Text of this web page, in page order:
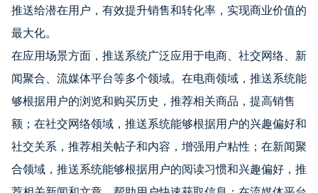
推送给潜在用户，有效提升销售和转化率，实现商业价值的
最大化。
在应用场景方面，推送系统广泛应用于电商、社交网络、新
闻聚合、流媒体平台等多个领域。在电商领域，推送系统能
够根据用户的浏览和购买历史，推荐相关商品，提高销售
额；在社交网络领域，推送系统能够根据用户的兴趣偏好和
社交关系，推荐相关帖子和内容，增强用户粘性；在新闻聚
合领域，推送系统能够根据用户的阅读习惯和兴趣偏好，推